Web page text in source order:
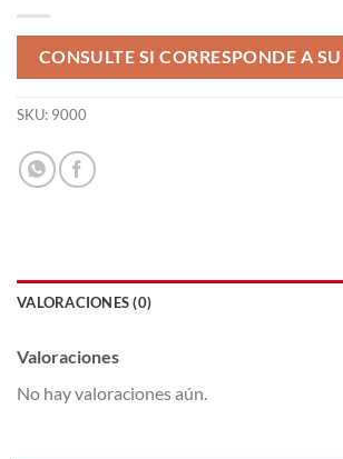
CONSULTE SI CORRESPONDE A
SKU: 9000
VALORACIONES (0)
Valoraciones
No hay valoraciones aún.